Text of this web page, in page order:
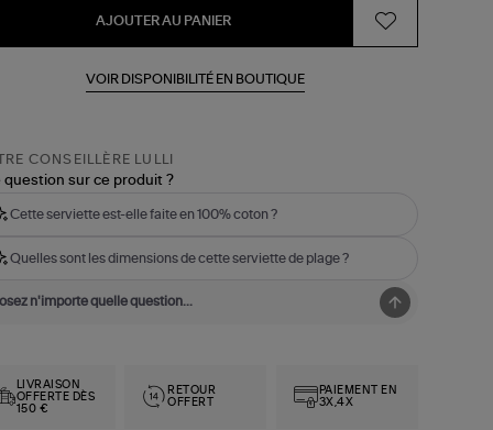
AJOUTER AU PANIER
VOIR DISPONIBILITÉ EN BOUTIQUE
CONSEILLÈRE LULLI
question sur ce produit ?
Cette serviette est-elle faite en 100% coton ?
Quelles sont les dimensions de cette serviette de plage ?
LIVRAISON
OFFERTE DÈS
150 €
RETOUR
OFFERT
PAIEMENT EN
3X,4X